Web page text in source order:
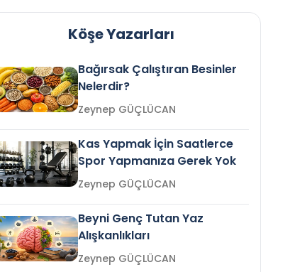
Köşe Yazarları
Bağırsak Çalıştıran Besinler
Nelerdir?
Zeynep GÜÇLÜCAN
Kas Yapmak İçin Saatlerce
Spor Yapmanıza Gerek Yok
Zeynep GÜÇLÜCAN
Beyni Genç Tutan Yaz
Alışkanlıkları
Zeynep GÜÇLÜCAN